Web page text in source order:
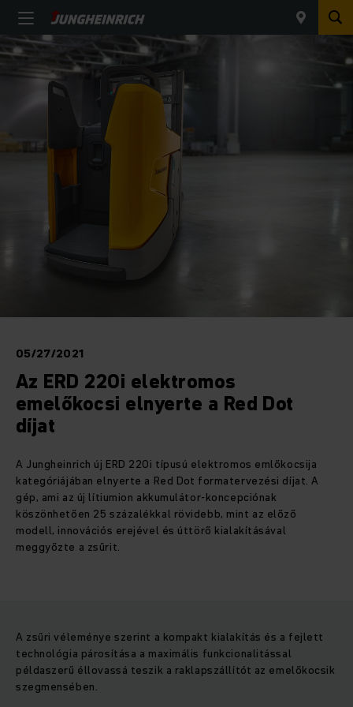
05/27/2021
Az ERD 220i elektromos
emelőkocsi elnyerte a Red Dot
díjat
A Jungheinrich új ERD 220i típusú elektromos emlőkocsija
kategóriájában elnyerte a Red Dot formatervezési díjat. A
gép, ami az új lítiumion akkumulátor-koncepciónak
köszönhetően 25 százalékkal rövidebb, mint az előző
modell, innovációs erejével és úttörő kialakításával
meggyőzte a zsűrit.
A zsűri véleménye szerint a kompakt kialakítás és a fejlett
technológia párosítása a maximális funkcionalitással
példaszerű éllovassá teszik a raklapszállítót az emelőkocsik
szegmensében.